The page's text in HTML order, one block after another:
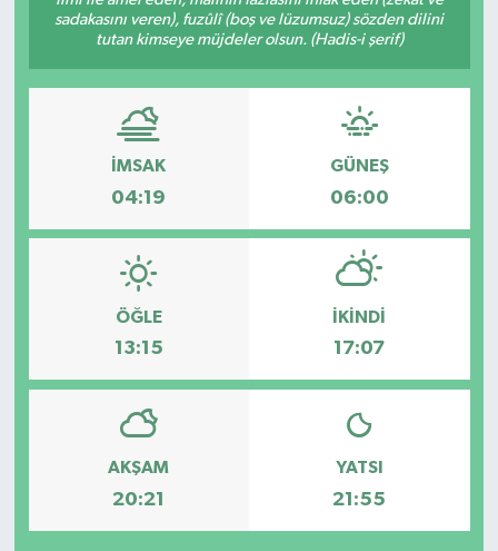
sadakasını veren), fuzûlî (boş ve lüzumsuz) sözden dilini
tutan kimseye müjdeler olsun. (Hadis-i şerif)
İMSAK
04:19
GÜNEŞ
06:00
ÖĞLE
13:15
İKINDI
17:07
AKŞAM
20:21
YATSI
21:55